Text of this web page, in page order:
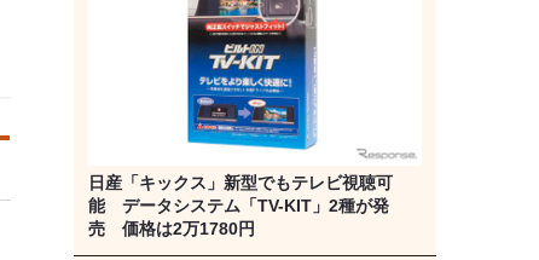
日産「キックス」新型でもテレビ視聴可
能 データシステム「TV-KIT」2種が発
売 価格は2万1780円